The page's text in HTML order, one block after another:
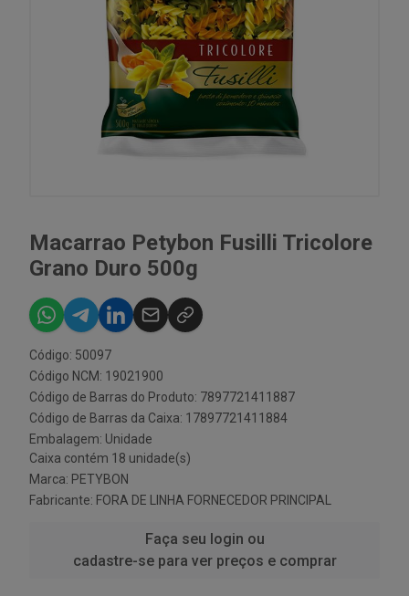
Macarrao Petybon Fusilli Tricolore
Grano Duro 500g
Código: 50097
Código NCM: 19021900
Código de Barras do Produto: 7897721411887
Código de Barras da Caixa: 17897721411884
Embalagem: Unidade
Caixa contém 18 unidade(s)
Marca: PETYBON
Fabricante: FORA DE LINHA FORNECEDOR PRINCIPAL
Faça seu login ou
cadastre-se para ver preços e comprar